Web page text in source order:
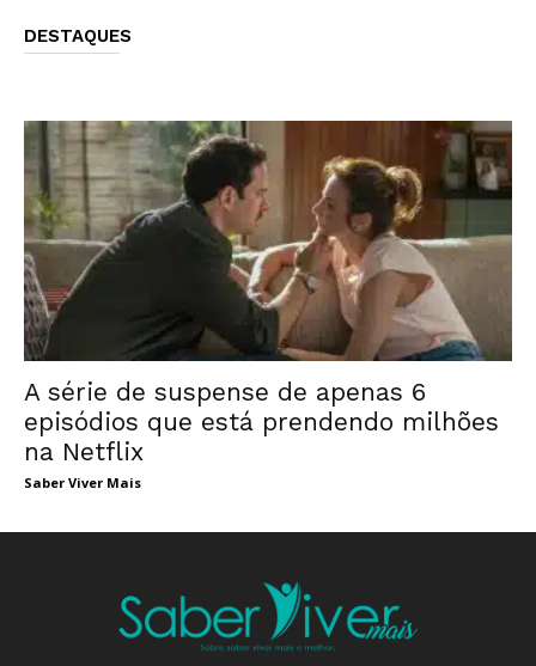
DESTAQUES
A série de suspense de apenas 6
episódios que está prendendo milhões
na Netflix
Saber Viver Mais